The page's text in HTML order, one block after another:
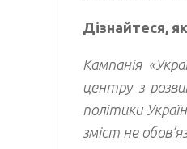
Дізнайтеся,
Кампанія
центру з
політики
зміст не